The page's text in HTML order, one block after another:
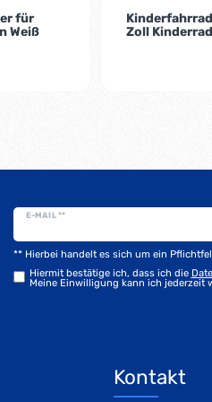
für
Weiß
Zoll
E-MAIL **
Hiermit bestätige ich, dass ich die
Meine Einwilligung kann ich jederzeit
** Hierbei handelt es sich um ein
Kontakt